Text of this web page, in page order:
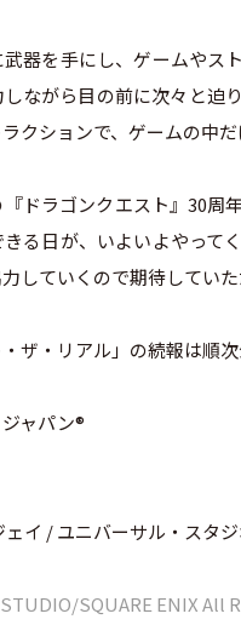
器を手にし、ゲームやス
ながら目の前に次々と迫
クションで、ゲームの中
ドラゴンクエスト』30
る日が、いよいよやっ
していくので期待してい
ザ・リアル」の続報は順次
ャパン®
イ / ユニバーサル・スタ
SQUARE ENIX All